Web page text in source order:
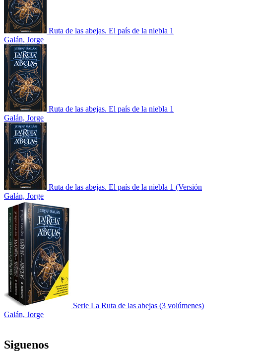
Ruta de las abejas. El país de la niebla 1
Galán, Jorge
Ruta de las abejas. El país de la niebla 1
Galán, Jorge
Ruta de las abejas. El país de la niebla 1 (Versión
Galán, Jorge
Serie La Ruta de las abejas (3 volúmenes)
Galán, Jorge
Siguenos